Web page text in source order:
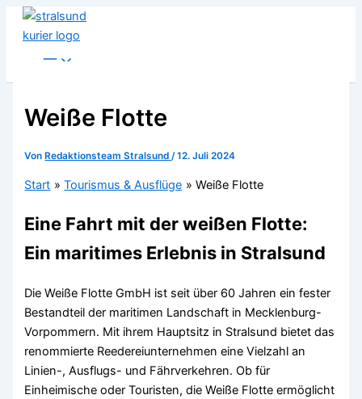
Zum
Inhalt
Weiße Flotte
Von Redaktionsteam Stralsund/12. Juli 2024
Start Tourismus & Ausflüge Weiße Flotte
Eine Fahrt mit der weißen Flotte:
Ein maritimes Erlebnis in Stralsund
Die Weiße Flotte GmbH ist seit über 60 Jahren ein fester
Bestandteil der maritimen Landschaft in Mecklenburg-
Vorpommern. Mit ihrem Hauptsitz in Stralsund bietet das
renommierte Reedereiunternehmen eine Vielzahl an
Linien-, Ausflugs- und Fährverkehren. Ob für
Einheimische oder Touristen, die Weiße Flotte ermöglicht